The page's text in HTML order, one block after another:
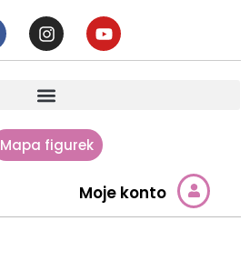
Mapa figurek
Moje konto